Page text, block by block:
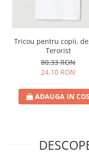
Tricou pentru copii,
Terorist
80,33 RON
24,10 RON
ADAUGA IN COS